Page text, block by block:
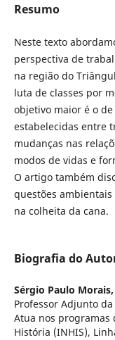
Resumo
Neste texto
perspectiva de
na região do
luta de classes por
objetivo maior é o
estabelecidas entre
mudanças nas
modos de vidas e
O artigo também
questões
na colheita da cana.
Biografia do
Sérgio Paulo Morais,
Professor Adjunto
Atua nos programas
História (INHIS),